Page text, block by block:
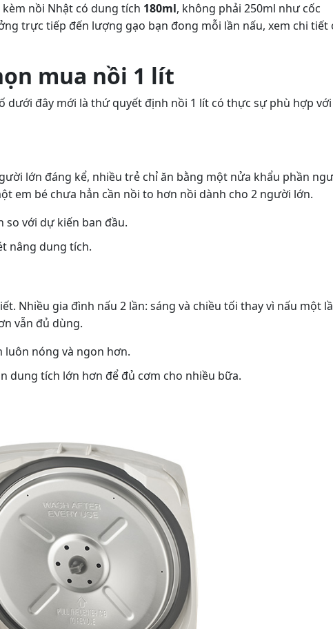
kèm nồi Nhật có dung tích 180ml, không phải 250ml như cốc
trực tiếp đến lượng gạo bạn đong mỗi lần nấu, xem chi tiết
mua nồi 1 lít
dưới đây mới là thứ quyết định nồi 1 lít có thực sự phù hợp với
lớn đáng kể, nhiều trẻ chỉ ăn bằng một nửa khẩu phần
em bé chưa hẳn cần nồi to hơn nồi dành cho 2 người lớn.
so với dự kiến ban đầu.
nâng dung tích.
Nhiều gia đình nấu 2 lần: sáng và chiều tối thay vì nấu một
vẫn đủ dùng.
luôn nóng và ngon hơn.
dung tích lớn hơn để đủ cơm cho nhiều bữa.